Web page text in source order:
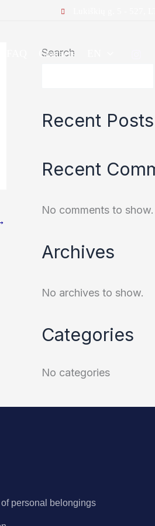
Contacts
Search
Recent Posts
Recent
No comments to show.
Archives
No archives to show.
Categories
No categories
personal belongings